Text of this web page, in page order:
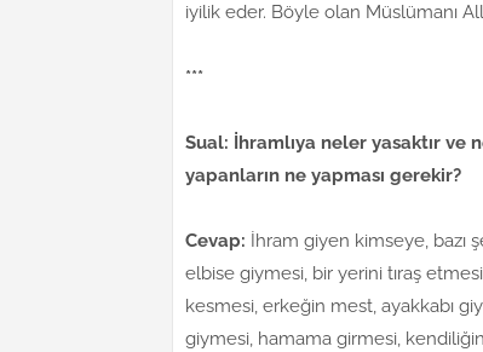
iyilik eder. Böyle olan Müslümanı
***
Sual: İhramlıya neler yasaktır
yapanların ne yapması gerekir?
Cevap: İhram giyen kimseye, bazı
elbise giymesi, bir yerini tıraş
kesmesi, erkeğin mest, ayakkabı
giymesi, hamama girmesi,